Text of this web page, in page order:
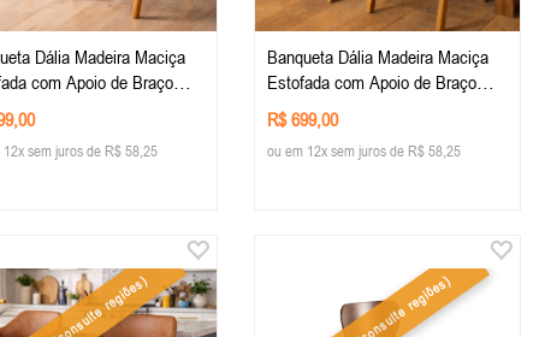
Dália Madeira Maciça
com Apoio de Braço
Amendoa Tecido
Branco
sem juros de R$ 58,25
Banqueta Dália Madeira Maciça
Estofada com Apoio de Braço
madeira na cor Amendoa Tecido
Courino Preto
R$ 699,00
ou em 12x sem juros de R$ 58,25
(consulte regiões) (consulte regiões)